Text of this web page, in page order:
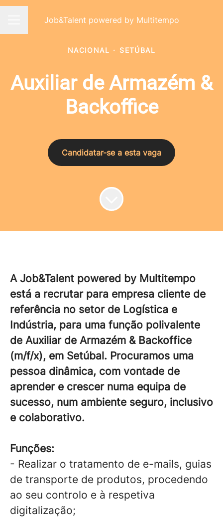
Menu de carreiras
Job&Talent powered by Multitempo
NACIONAL · SETÚBAL
Auxiliar de Armazém &
Backoffice
Candidatar-se a esta vaga
A Job&Talent powered by Multitempo
está a recrutar para empresa cliente de
referência no setor de Logística e
Indústria, para uma função polivalente
de Auxiliar de Armazém & Backoffice
(m/f/x), em Setúbal. Procuramos uma
pessoa dinâmica, com vontade de
aprender e crescer numa equipa de
sucesso, num ambiente seguro, inclusivo
e colaborativo.
Funções:
- Realizar o tratamento de e-mails, guias
de transporte de produtos, procedendo
ao seu controlo e à respetiva
digitalização;